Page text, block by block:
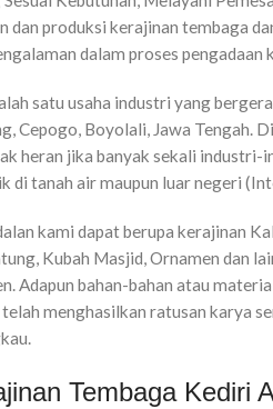
dan produksi kerajinan tembaga
dalam proses
satu usaha industri yang
Cepogo, Boyolali, Jawa Tengah.
heran jika banyak sekali
di tanah air maupun luar negeri
kami dapat berupa kerajinan
Kubah Masjid, Ornamen dan
Adapun bahan-bahan atau
menghasilkan ratusan karya
Tembaga Kediri